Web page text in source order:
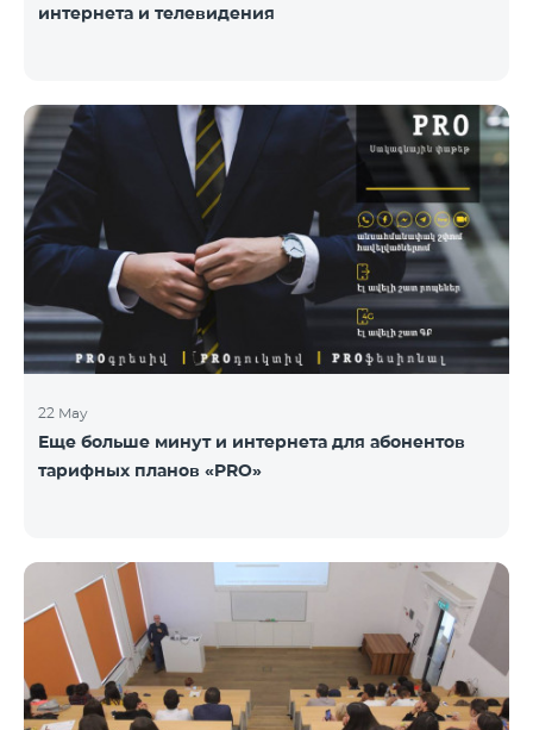
интернета и телевидения
22 May
Еще больше минут и интернета для абонентов
тарифных планов «PRO»